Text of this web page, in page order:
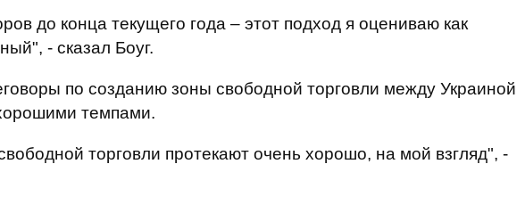
до конца текущего года – этот подход я оцениваю как
- сказал Боуг.
по созданию зоны свободной торговли между Украиной
темпами.
торговли протекают очень хорошо, на мой взгляд", -